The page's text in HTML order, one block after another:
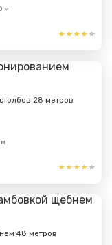
м
28 метров
м
48 метров